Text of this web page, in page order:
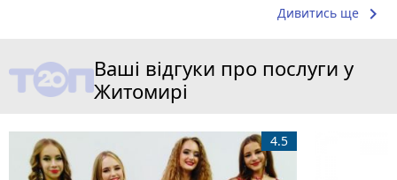
Дивитись ще keyboard_arrow_right
Ваші відгуки про послуги у
Житомирі
4.5